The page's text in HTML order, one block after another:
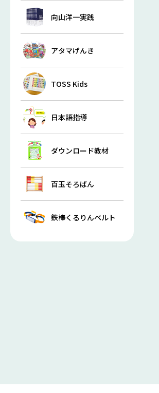
向山洋一実践
アタマげんき
TOSS Kids
日本語指導
ダウンロード教材
百玉そろばん
鉄棒くるりんベルト